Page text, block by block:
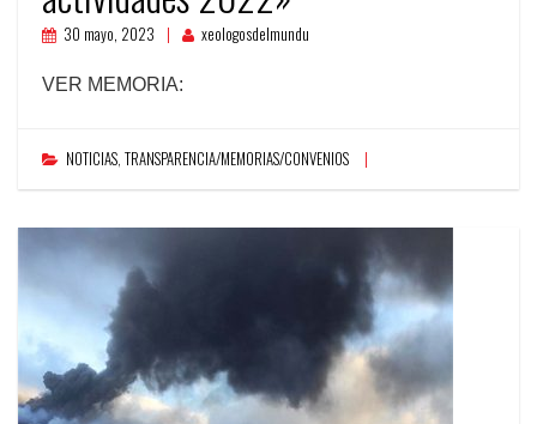
30 mayo, 2023 xeologosdelmundu
VER MEMORIA:
NOTICIAS, TRANSPARENCIA/MEMORIAS/CONVENIOS